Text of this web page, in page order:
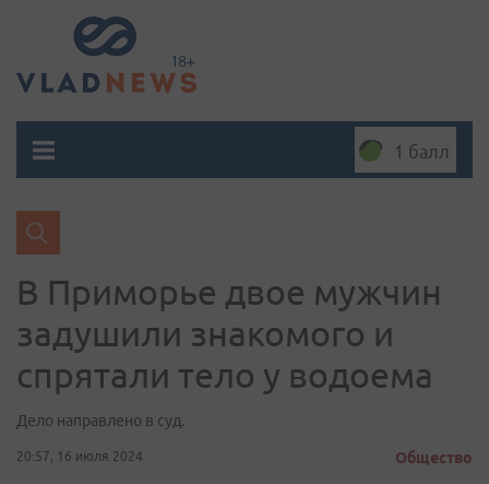
1 балл
В Приморье двое мужчин
задушили знакомого и
спрятали тело у водоема
Дело направлено в суд.
20:57, 16 июля 2024 Общество